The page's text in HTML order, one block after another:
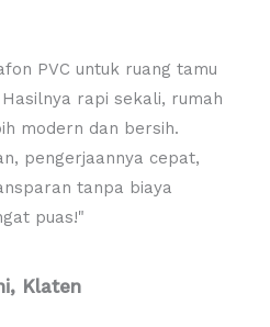
PVC untuk ruang tamu
rapi sekali, rumah
modern dan bersih.
pengerjaannya cepat,
tanpa biaya
puas!"
Klaten